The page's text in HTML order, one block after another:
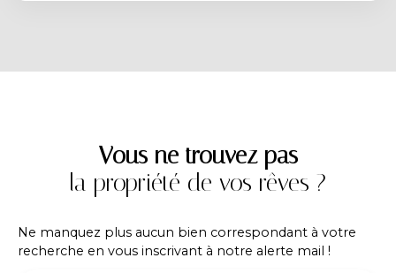
Vous ne trouvez pas
la propriété de vos rêves ?
Ne manquez plus aucun bien correspondant à votre
recherche en vous inscrivant à notre alerte mail !